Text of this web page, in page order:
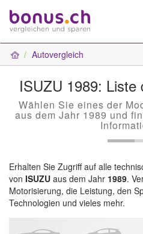
Autovergleich
ISUZU 1989: Liste
Wählen Sie eines der
aus dem Jahr 1989 und
Erhalten Sie Zugriff auf alle
von ISUZU aus dem Jahr 1989.
Motorisierung, die Leistung, den
Technologien und vieles mehr.